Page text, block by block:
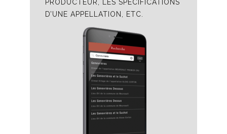
PRODUCTEUR, LES SPÉCIFICATIONS
D’UNE APPELLATION, ETC.